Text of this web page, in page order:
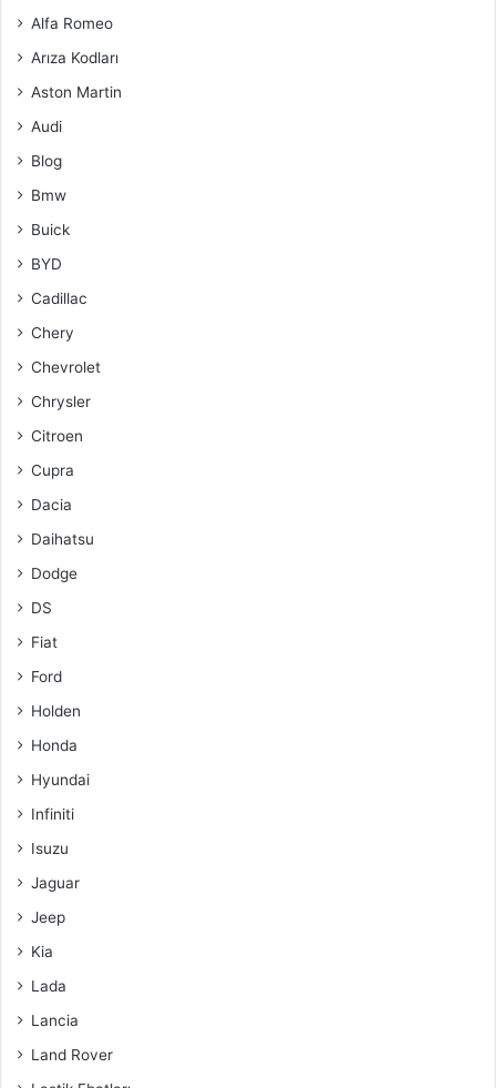
Alfa Romeo
Arıza Kodları
Aston Martin
Audi
Blog
Bmw
Buick
BYD
Cadillac
Chery
Chevrolet
Chrysler
Citroen
Cupra
Dacia
Daihatsu
Dodge
DS
Fiat
Ford
Holden
Honda
Hyundai
Infiniti
Isuzu
Jaguar
Jeep
Kia
Lada
Lancia
Land Rover